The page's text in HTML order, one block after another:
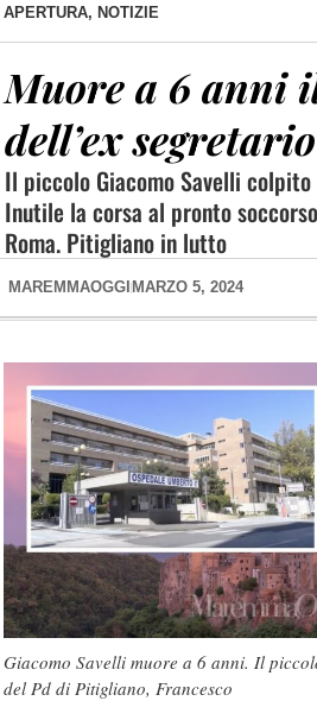
APERTURA, NOTIZIE
Muore a 6 anni
dell’ex
Il piccolo Giacomo Savelli
Inutile la corsa al pronto
Roma. Pitigliano in lutto
MAREMMAOGGI MARZO 5, 2024
Giacomo Savelli muore a 6 anni. Il
del Pd di Pitigliano, Francesco